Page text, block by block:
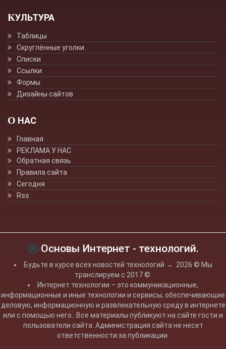
КУЛЬТУРА
Таблицы
Скруглённые уголки.
Списки
Ссылки
Формы
Дизайны сайтов
О НАС
Главная
РЕКЛАМА У НАС
Обратная связь
Правила сайта
Сегодня
Rss
Основы Интернет - технологий.
Будьте в курсе всех новостей технологий → 2026 © Мы
транслируем с 2017 ©.
Интернет технологии – это коммуникационные,
информационные и иные технологии и сервисы, обеспечивающие
деловую, информационную и развлекательную среду в интернете
или с помощью него.. Все материалы публикуют на сайте гости и
пользователи сайта. Администрация сайта не несет
ответственности за публикации.